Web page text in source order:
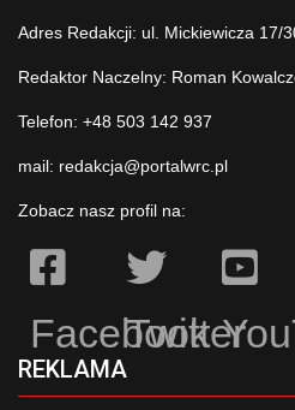
Adres Redakcji: ul. Mickiewicza 17/
Redaktor Naczelny: Roman
Telefon: +48 503 142 937
mail: redakcja@portalwrc.pl
Zobacz nasz profil na:
Facebook
Twitter
REKLAMA